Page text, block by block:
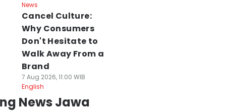
News
Cancel Culture:
Why Consumers
Don't Hesitate to
Walk Away From a
Brand
7 Aug 2026, 11:00 WIB
English
News Jawa